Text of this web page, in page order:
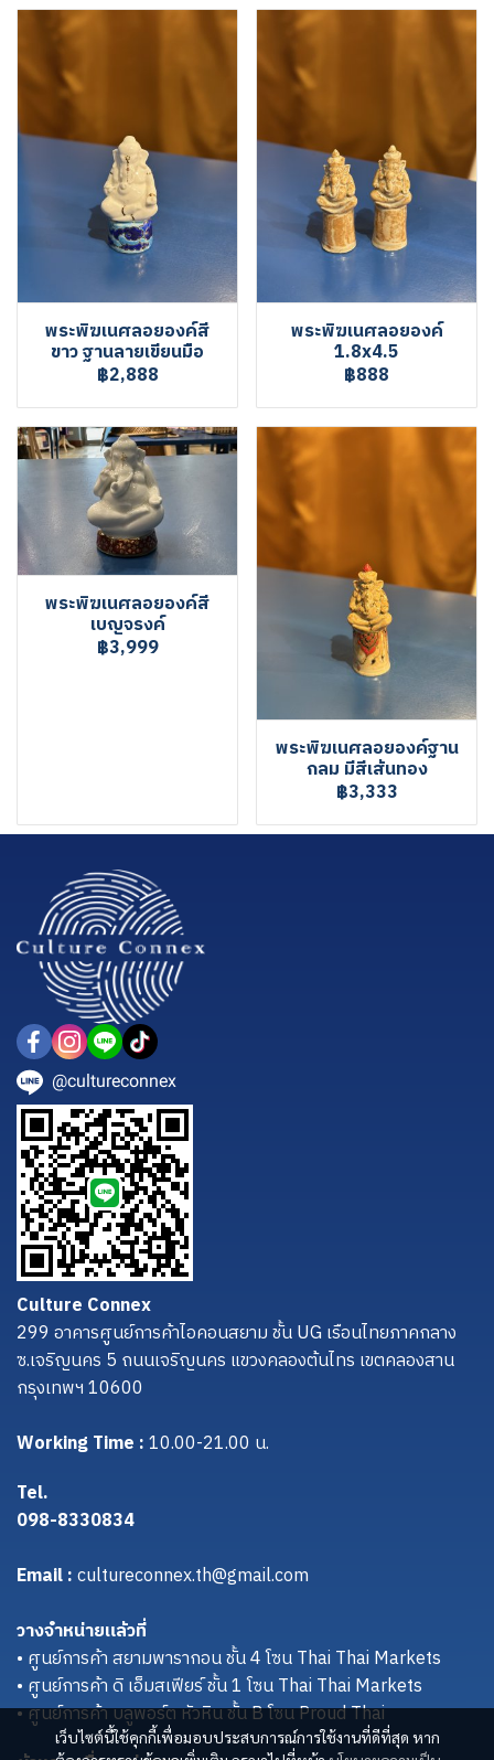
พระพิฆเนศลอยองค์สี
ขาว ฐานลายเขียนมือ
฿2,888
พระพิฆเนศลอยองค์
1.8x4.5
฿888
พระพิฆเนศลอยองค์สี
เบญจรงค์
฿3,999
พระพิฆเนศลอยองค์ฐาน
กลม มีสีเส้นทอง
฿3,333
เว็บไซต์นี้ใช้คุกกี้เพื่อมอบประสบการณ์การใช้งานที่ดีที่สุด หาก
@cultureconnex
Culture Connex
299 อาคารศูนย์การค้าไอคอนสยาม ชั้น UG เรือนไทยภาคกลาง
ซ.เจริญนคร 5 ถนนเจริญนคร แขวงคลองต้นไทร เขตคลองสาน
กรุงเทพฯ 10600
Working Time :10.00-21.00 น.
Tel.
098-8330834
Email :cultureconnex.th@gmail.com
วางจำหน่ายแล้วที่
• ศูนย์การค้า สยามพารากอน ชั้น 4 โซน Thai Thai Markets
• ศูนย์การค้า ดิ เอ็มสเฟียร์ ชั้น 1 โซน Thai Thai Markets
• ศูนย์การค้า บลูพอร์ต หัวหิน ชั้น B โซน Proud Thai